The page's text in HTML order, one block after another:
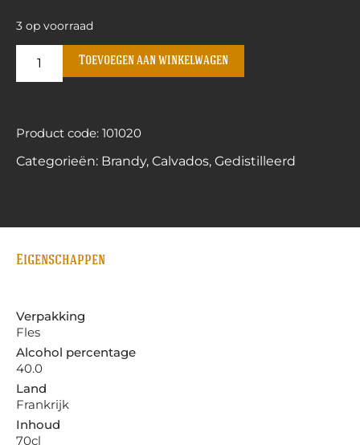
3 op voorraad
Toevoegen aan winkelwagen
Product code: 101020
Categorieën: Brandy, Calvados, Gedistilleerd
Eigenschappen
Verpakking
Fles
Alcohol percentage
40.0
Land
Frankrijk
Inhoud
70cl